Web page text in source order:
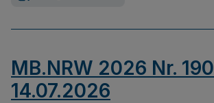
MB.NRW 2026 Nr.
14.07.2026